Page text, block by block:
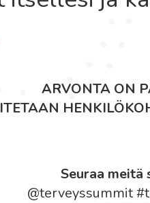
ARVONTA ON
Seuraa meitä
@terveyssummit